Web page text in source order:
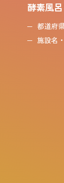
酵素風
都道府
施設名